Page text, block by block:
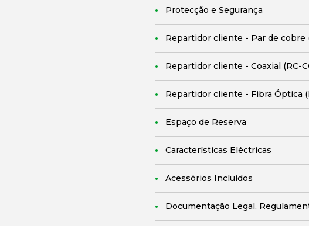
Protecção e Segurança
Repartidor cliente - Par de cobre
Repartidor cliente - Coaxial (RC-
Repartidor cliente - Fibra Óptica
Espaço de Reserva
Características Eléctricas
Acessórios Incluídos
Documentação Legal,